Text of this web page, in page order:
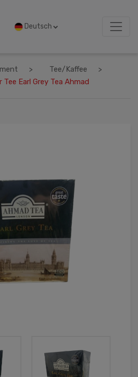
Deutsch
Tee/Kaffee
Tee Earl Grey Tea Ahmad